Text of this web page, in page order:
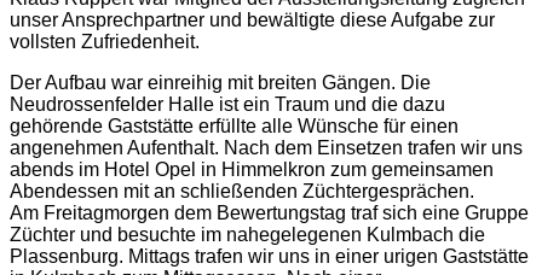
unser Ansprechpartner und bewältigte diese Aufgabe zur
vollsten Zufriedenheit.
Der Aufbau war einreihig mit breiten Gängen. Die
Neudrossenfelder Halle ist ein Traum und die dazu
gehörende Gaststätte erfüllte alle Wünsche für einen
angenehmen Aufenthalt. Nach dem Einsetzen trafen wir uns
abends im Hotel Opel in Himmelkron zum gemeinsamen
Abendessen mit an schließenden Züchtergesprächen.
Am Freitagmorgen dem Bewertungstag traf sich eine Gruppe
Züchter und besuchte im nahegelegenen Kulmbach die
Plassenburg. Mittags trafen wir uns in einer urigen Gaststätte